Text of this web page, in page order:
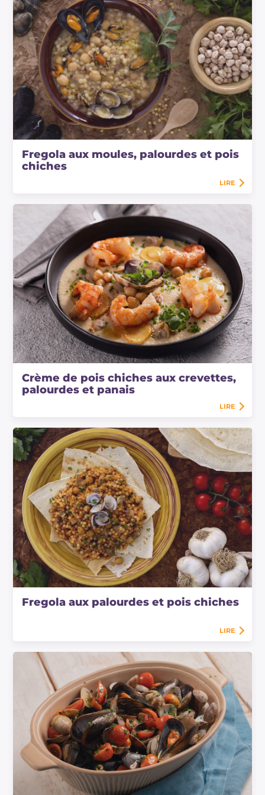
Fregola aux moules, palourdes et pois
chiches
LIRE
Crème de pois chiches aux crevettes,
palourdes et panais
LIRE
Fregola aux palourdes et pois chiches
LIRE